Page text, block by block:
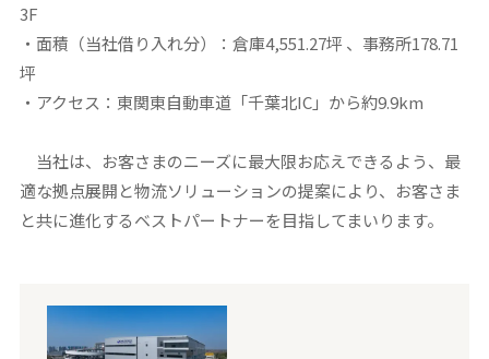
3F
・面積（当社借り入れ分）：倉庫4,551.27坪 、事務所178.71
坪
・アクセス：東関東自動車道「千葉北IC」から約9.9km
当社は、お客さまのニーズに最大限お応えできるよう、最
適な拠点展開と物流ソリューションの提案により、お客さま
と共に進化するベストパートナーを目指してまいります。